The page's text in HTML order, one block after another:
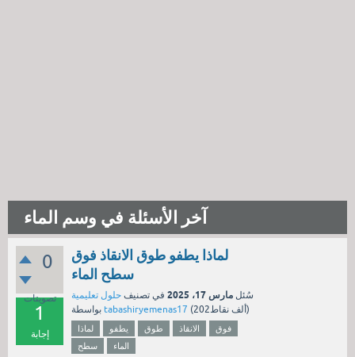
آخر الأسئلة في وسم الماء
0
تصويتات
1
إجابة
لماذا يطفو طوق الانقاذ فوق
سطح الماء
سُئل مارس 17، 2025 في تصنيف حلول تعليمية
tabashiryemenas17 ( 202ألف نقاط)
لماذا يطفو طوق الانقاذ
فوق
سطح
الماء